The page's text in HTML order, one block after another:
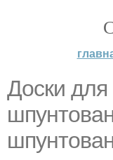
Доски для